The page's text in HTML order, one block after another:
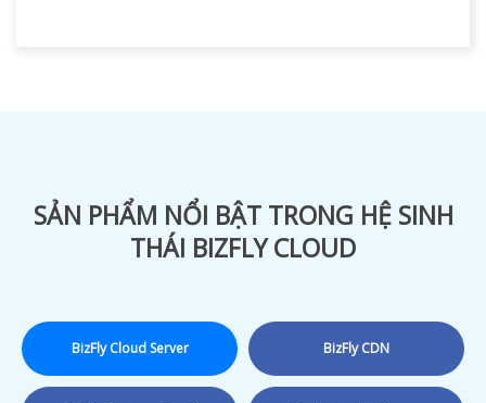
SẢN PHẨM NỔI BẬT TRONG HỆ SINH
THÁI BIZFLY CLOUD
BizFly Cloud Server BizFly CDN